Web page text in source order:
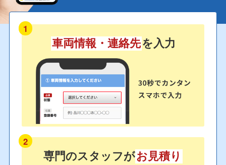
1
車両情報・連絡先を入力
2
専門のスタッフがお見積り